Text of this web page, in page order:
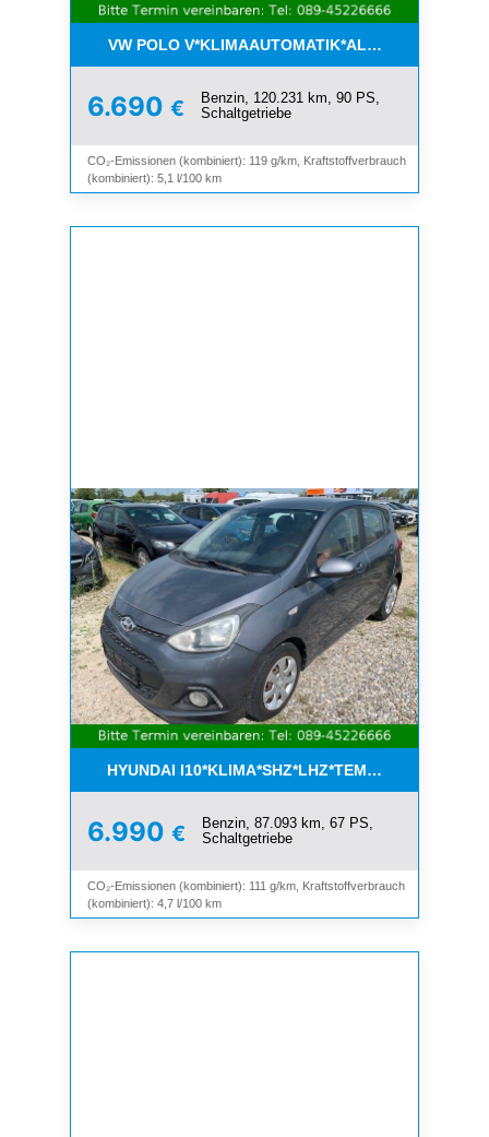
VW POLO
6.690 €
Benzin, 120.231 km, 90 PS,
Schaltgetriebe
CO₂-Emissionen (kombiniert): 119 g/km, Kraftstoffverbrauch
(kombiniert): 5,1 l/100 km
HYUNDAI
6.990 €
Benzin, 87.093 km, 67 PS,
Schaltgetriebe
CO₂-Emissionen (kombiniert): 111 g/km, Kraftstoffverbrauch
(kombiniert): 4,7 l/100 km